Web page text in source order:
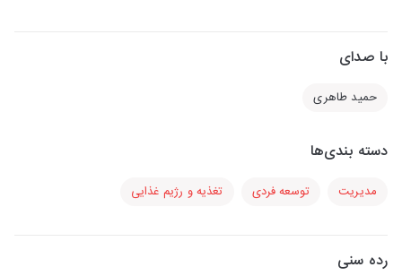
با صدای
حمید طاهری
دسته بندی‌ها
مدیریت توسعه فردی تغذیه و رژیم غذایی
رده سنی